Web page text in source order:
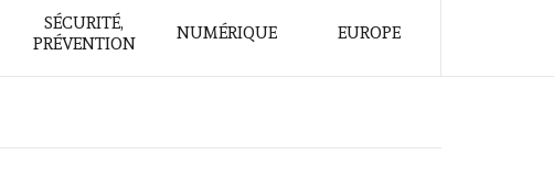
SÉCURITÉ,
PRÉVENTION
NUMÉRIQUE EUROPE